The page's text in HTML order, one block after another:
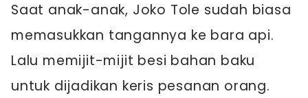
Saat anak-anak, Joko Tole sudah biasa
memasukkan tangannya ke bara api.
Lalu memijit-mijit besi bahan baku
untuk dijadikan keris pesanan orang.